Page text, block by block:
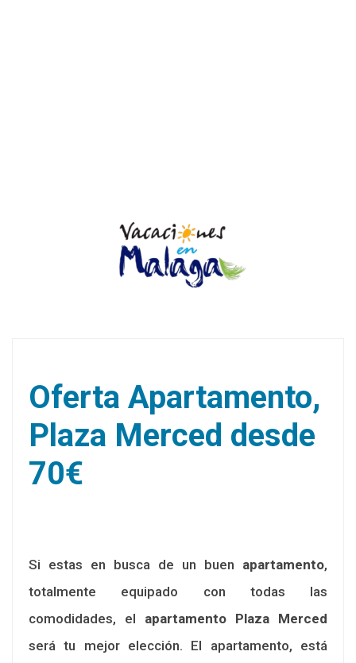
Oferta Apartamento,
Plaza Merced desde
70€
Si estas en busca de un buen apartamento,
totalmente equipado con todas las
comodidades, el apartamento Plaza Merced
será tu mejor elección. El apartamento, está